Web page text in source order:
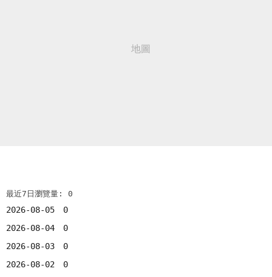
最近7日瀏覽量: 0
2026-08-05
0
2026-08-04
0
2026-08-03
0
2026-08-02
0